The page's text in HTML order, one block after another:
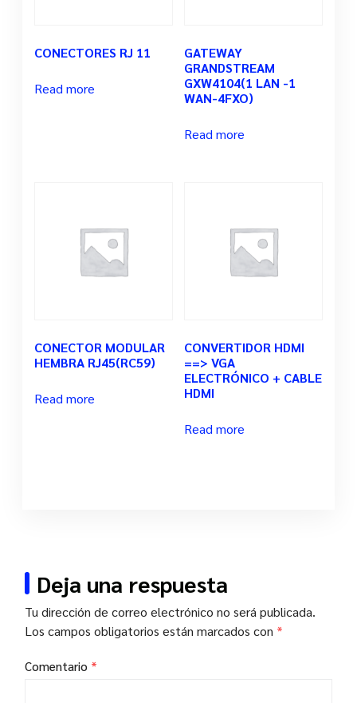
CONECTORES RJ 11
Read more
GATEWAY
GRANDSTREAM
GXW4104(1 LAN -1
WAN-4FXO)
Read more
CONECTOR MODULAR
HEMBRA RJ45(RC59)
Read more
CONVERTIDOR HDMI
==> VGA
ELECTRÓNICO + CABLE
HDMI
Read more
Deja una respuesta
Tu dirección de correo electrónico no será publicada.
Los campos obligatorios están marcados con *
Comentario *